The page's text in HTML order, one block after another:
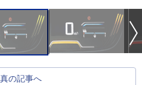
の記事へ